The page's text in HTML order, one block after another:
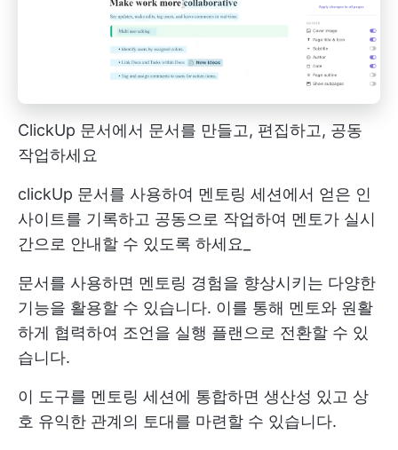
ClickUp 문서에서 문서를 만들고, 편집하고, 공동
작업하세요
clickUp 문서를 사용하여 멘토링 세션에서 얻은 인
사이트를 기록하고 공동으로 작업하여 멘토가 실시
간으로 안내할 수 있도록 하세요_
문서를 사용하면 멘토링 경험을 향상시키는 다양한
기능을 활용할 수 있습니다. 이를 통해 멘토와 원활
하게 협력하여 조언을 실행 플랜으로 전환할 수 있
습니다.
이 도구를 멘토링 세션에 통합하면 생산성 있고 상
호 유익한 관계의 토대를 마련할 수 있습니다.